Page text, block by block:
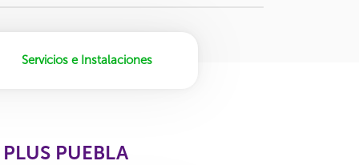
Servicios e Instalaciones
PUEBLA